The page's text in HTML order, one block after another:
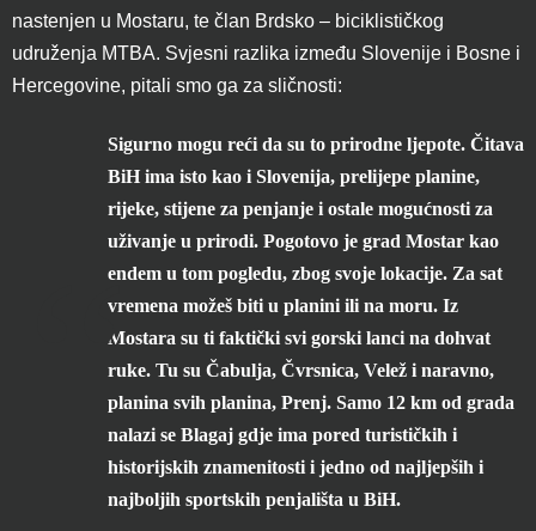
nastenjen u Mostaru, te član Brdsko – biciklističkog
udruženja MTBA. Svjesni razlika između Slovenije i Bosne i
Hercegovine, pitali smo ga za sličnosti:
Sigurno mogu reći da su to prirodne ljepote. Čitava
BiH ima isto kao i Slovenija, prelijepe planine,
rijeke, stijene za penjanje i ostale mogućnosti za
uživanje u prirodi. Pogotovo je grad Mostar kao
endem u tom pogledu, zbog svoje lokacije. Za sat
vremena možeš biti u planini ili na moru. Iz
Mostara su ti faktički svi gorski lanci na dohvat
ruke. Tu su Čabulja, Čvrsnica, Velež i naravno,
planina svih planina, Prenj. Samo 12 km od grada
nalazi se Blagaj gdje ima pored turističkih i
historijskih znamenitosti i jedno od najljepših i
najboljih sportskih penjališta u BiH.